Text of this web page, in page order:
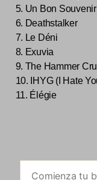
5. Un Bon Souvenir
6. Deathstalker
7. Le Déni
8. Exuvia
9. The Hammer
10. IHYG (I Hate
11. Élégie